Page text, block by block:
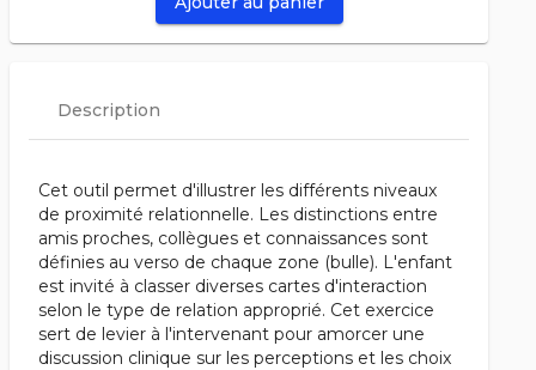
Description
Cet outil permet d'illustrer les différents niveaux
de proximité relationnelle. Les distinctions entre
amis proches, collègues et connaissances sont
définies au verso de chaque zone (bulle). L'enfant
est invité à classer diverses cartes d'interaction
selon le type de relation approprié. Cet exercice
sert de levier à l'intervenant pour amorcer une
discussion clinique sur les perceptions et les choix